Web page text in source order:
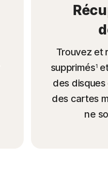
Trouvez et
supprimés1
des
des cartes
ne